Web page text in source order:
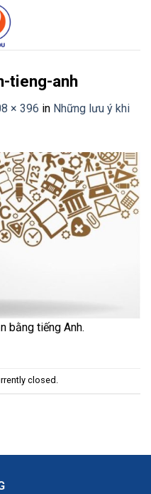
tieng-anh
× 396 in Những lưu ý khi
bằng tiếng Anh.
closed.